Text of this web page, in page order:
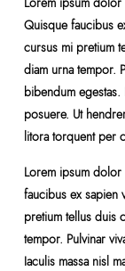
Quisque faucibus
cursus mi pretium
diam urna tempor.
bibendum egestas.
posuere. Ut
litora torquent per
Lorem ipsum
faucibus ex sapien
pretium tellus duis
tempor. Pulvinar
Iaculis massa nisl